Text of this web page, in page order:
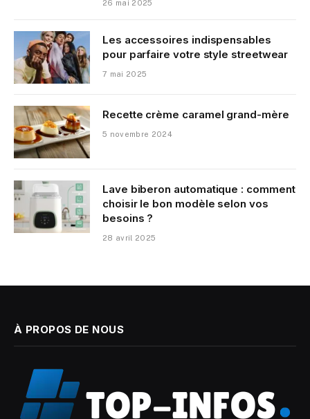
26 mai 2025
Les accessoires indispensables
pour parfaire votre style streetwear
7 mai 2025
Recette crème caramel grand-mère
5 novembre 2024
Lave biberon automatique : comment
choisir le bon modèle selon vos
besoins ?
28 avril 2025
À PROPOS DE NOUS